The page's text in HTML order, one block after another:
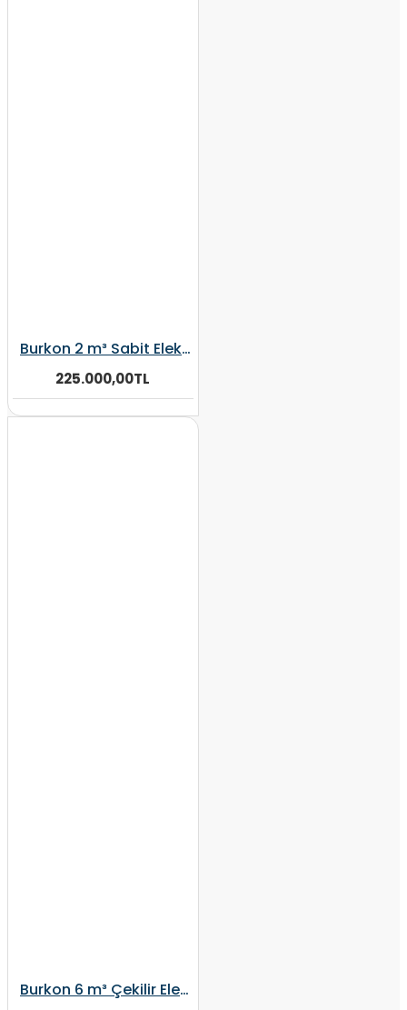
Burkon 2 m³ Sabit Elektrikli ve Kepçeli Yem Karma Makinesi
225.000,00TL
Burkon 6 m³ Çekilir Elektrikli Şaftlı Kepçeli Yem Karma Makinesi